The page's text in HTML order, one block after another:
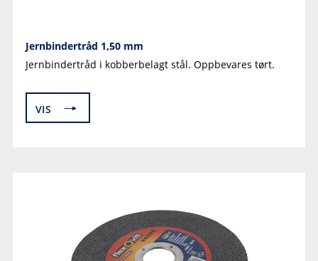
Jernbindertråd 1,50 mm
Jernbindertråd i kobberbelagt stål. Oppbevares tørt.
VIS